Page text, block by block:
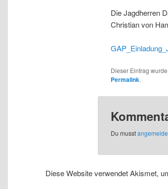
Die Jagdherren
Christian von
Dieser Eintrag
Permalink.
Du musst
Diese Website verwendet Akismet,